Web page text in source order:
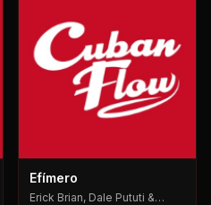
Efímero
Erick Brian, Dale Pututi &